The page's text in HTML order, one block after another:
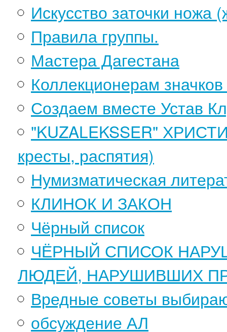
Искусство заточки
Правила группы.
Мастера Дагестана
Коллекционерам
Создаем вместе Устав
"KUZALEKSSER"
кресты, распятия)
Нумизматическая
КЛИНОК И ЗАКОН
Чёрный список
ЧЁРНЫЙ СПИСОК
ЛЮДЕЙ, НАРУШИВШИХ
Вредные советы
обсуждение АЛ